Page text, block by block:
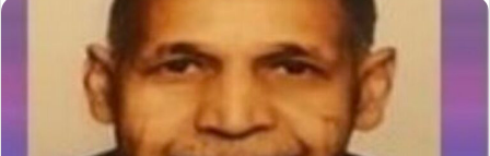
إلكترونيا